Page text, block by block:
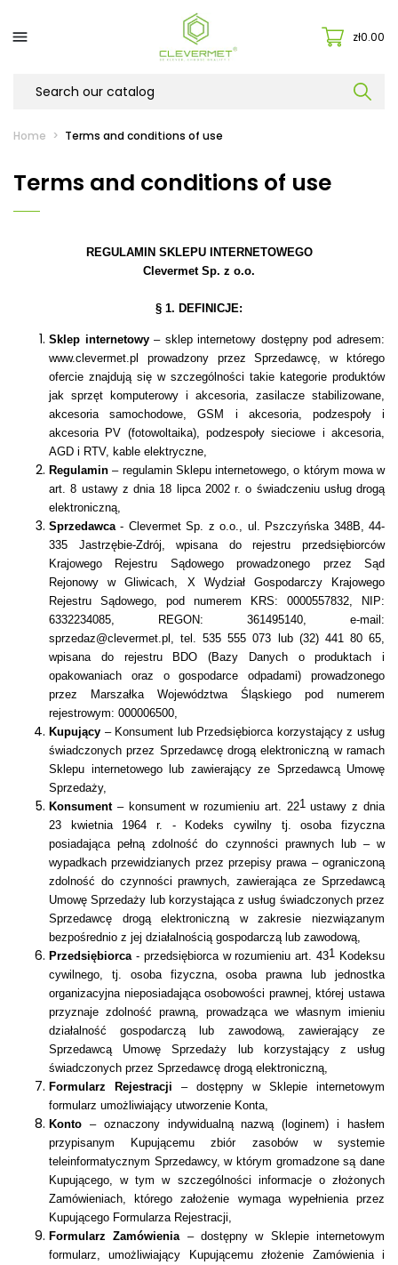
 zł0.00
Home Terms and conditions of use
Terms and conditions of use
REGULAMIN SKLEPU INTERNETOWEGO
Clevermet Sp. z o.o.
§ 1. DEFINICJE:
Sklep internetowy– sklep internetowy dostępny pod adresem:
www.clevermet.pl prowadzony przez Sprzedawcę, w którego
ofercie znajdują się w szczególności takie kategorie produktów
jak sprzęt komputerowy i akcesoria, zasilacze stabilizowane,
akcesoria samochodowe, GSM i akcesoria, podzespoły i
akcesoria PV (fotowoltaika), podzespoły sieciowe i akcesoria,
AGD i RTV, kable elektryczne,
Regulamin – regulamin Sklepu internetowego, o którym mowa w
art. 8 ustawy z dnia 18 lipca 2002 r. o świadczeniu usług drogą
elektroniczną,
Sprzedawca- Clevermet Sp. z o.o., ul. Pszczyńska 348B, 44-
335 Jastrzębie-Zdrój, wpisana do rejestru przedsiębiorców
Krajowego Rejestru Sądowego prowadzonego przez Sąd
Rejonowy w Gliwicach, X Wydział Gospodarczy Krajowego
Rejestru Sądowego, pod numerem KRS: 0000557832, NIP:
6332234085, REGON: 361495140, e-mail:
sprzedaz@clevermet.pl, tel. 535 555 073 lub (32) 441 80 65,
wpisana do rejestru BDO (Bazy Danych o produktach i
opakowaniach oraz o gospodarce odpadami) prowadzonego
przez Marszałka Województwa Śląskiego pod numerem
rejestrowym: 000006500,
Kupujący – Konsument lub Przedsiębiorca korzystający z usług
świadczonych przez Sprzedawcę drogą elektroniczną w ramach
Sklepu internetowego lub zawierający ze Sprzedawcą Umowę
Sprzedaży,
Konsument – konsument w rozumieniu art. 221ustawy z dnia
23 kwietnia 1964 r. - Kodeks cywilny tj. osoba fizyczna
posiadająca pełną zdolność do czynności prawnych lub – w
wypadkach przewidzianych przez przepisy prawa – ograniczoną
zdolność do czynności prawnych, zawierająca ze Sprzedawcą
Umowę Sprzedaży lub korzystająca z usług świadczonych przez
Sprzedawcę drogą elektroniczną w zakresie niezwiązanym
bezpośrednio z jej działalnością gospodarczą lub zawodową,
Przedsiębiorca - przedsiębiorca w rozumieniu art. 431
Kodeksu
cywilnego, tj. osoba fizyczna, osoba prawna lub jednostka
organizacyjna nieposiadająca osobowości prawnej, której ustawa
przyznaje zdolność prawną, prowadząca we własnym imieniu
działalność gospodarczą lub zawodową, zawierający ze
Sprzedawcą Umowę Sprzedaży lub korzystający z usług
świadczonych przez Sprzedawcę drogą elektroniczną,
Formularz Rejestracji – dostępny w Sklepie internetowym
formularz umożliwiający utworzenie Konta,
Konto – oznaczony indywidualną nazwą (loginem) i hasłem
przypisanym Kupującemu zbiór zasobów w systemie
teleinformatycznym Sprzedawcy, w którym gromadzone są dane
Kupującego, w tym w szczególności informacje o złożonych
Zamówieniach, którego założenie wymaga wypełnienia przez
Kupującego Formularza Rejestracji,
Formularz Zamówienia– dostępny w Sklepie internetowym
formularz, umożliwiający Kupującemu złożenie Zamówienia i